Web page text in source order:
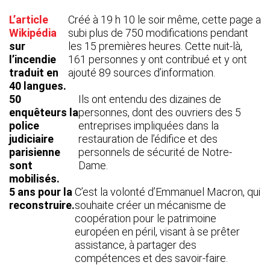
L’article
Wikipédia
sur
l’incendie
traduit en
40 langues.
Créé à 19 h 10 le soir même, cette page a
subi plus de 750 modifications pendant
les 15 premières heures. Cette nuit-là,
161 personnes y ont contribué et y ont
ajouté 89 sources d’information.
50
enquêteurs la
police
judiciaire
parisienne
sont
mobilisés.
Ils ont entendu des dizaines de
personnes, dont des ouvriers des 5
entreprises impliquées dans la
restauration de l’édifice et des
personnels de sécurité de Notre-
Dame.
5 ans pour la
reconstruire.
C’est la volonté d’Emmanuel Macron, qui
souhaite créer un mécanisme de
coopération pour le patrimoine
européen en péril, visant à se prêter
assistance, à partager des
compétences et des savoir-faire.